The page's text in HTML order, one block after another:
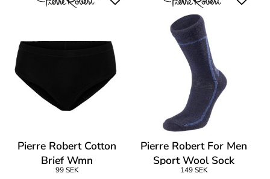
Pierre Robert Cotton
Brief Wmn
99 SEK
Pierre Robert For Men
Sport Wool Sock
149 SEK